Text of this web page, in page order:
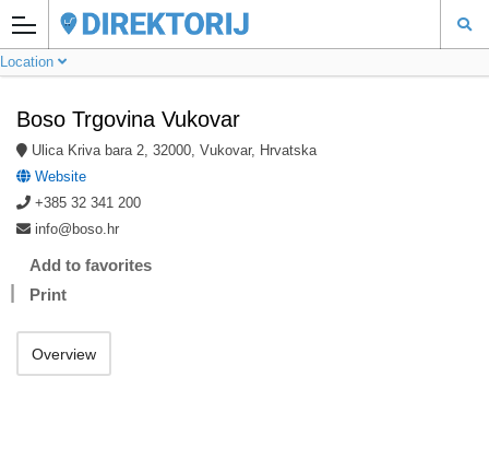
Location
Boso Trgovina Vukovar
Ulica Kriva bara 2, 32000, Vukovar, Hrvatska
Website
+385 32 341 200
info@boso.hr
Add to favorites
Print
Overview